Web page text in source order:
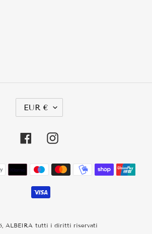
U
T
EUR €
FacebookInstagram
Metodi
di
pagamento
ALBEIRA tutti i diritti riservati